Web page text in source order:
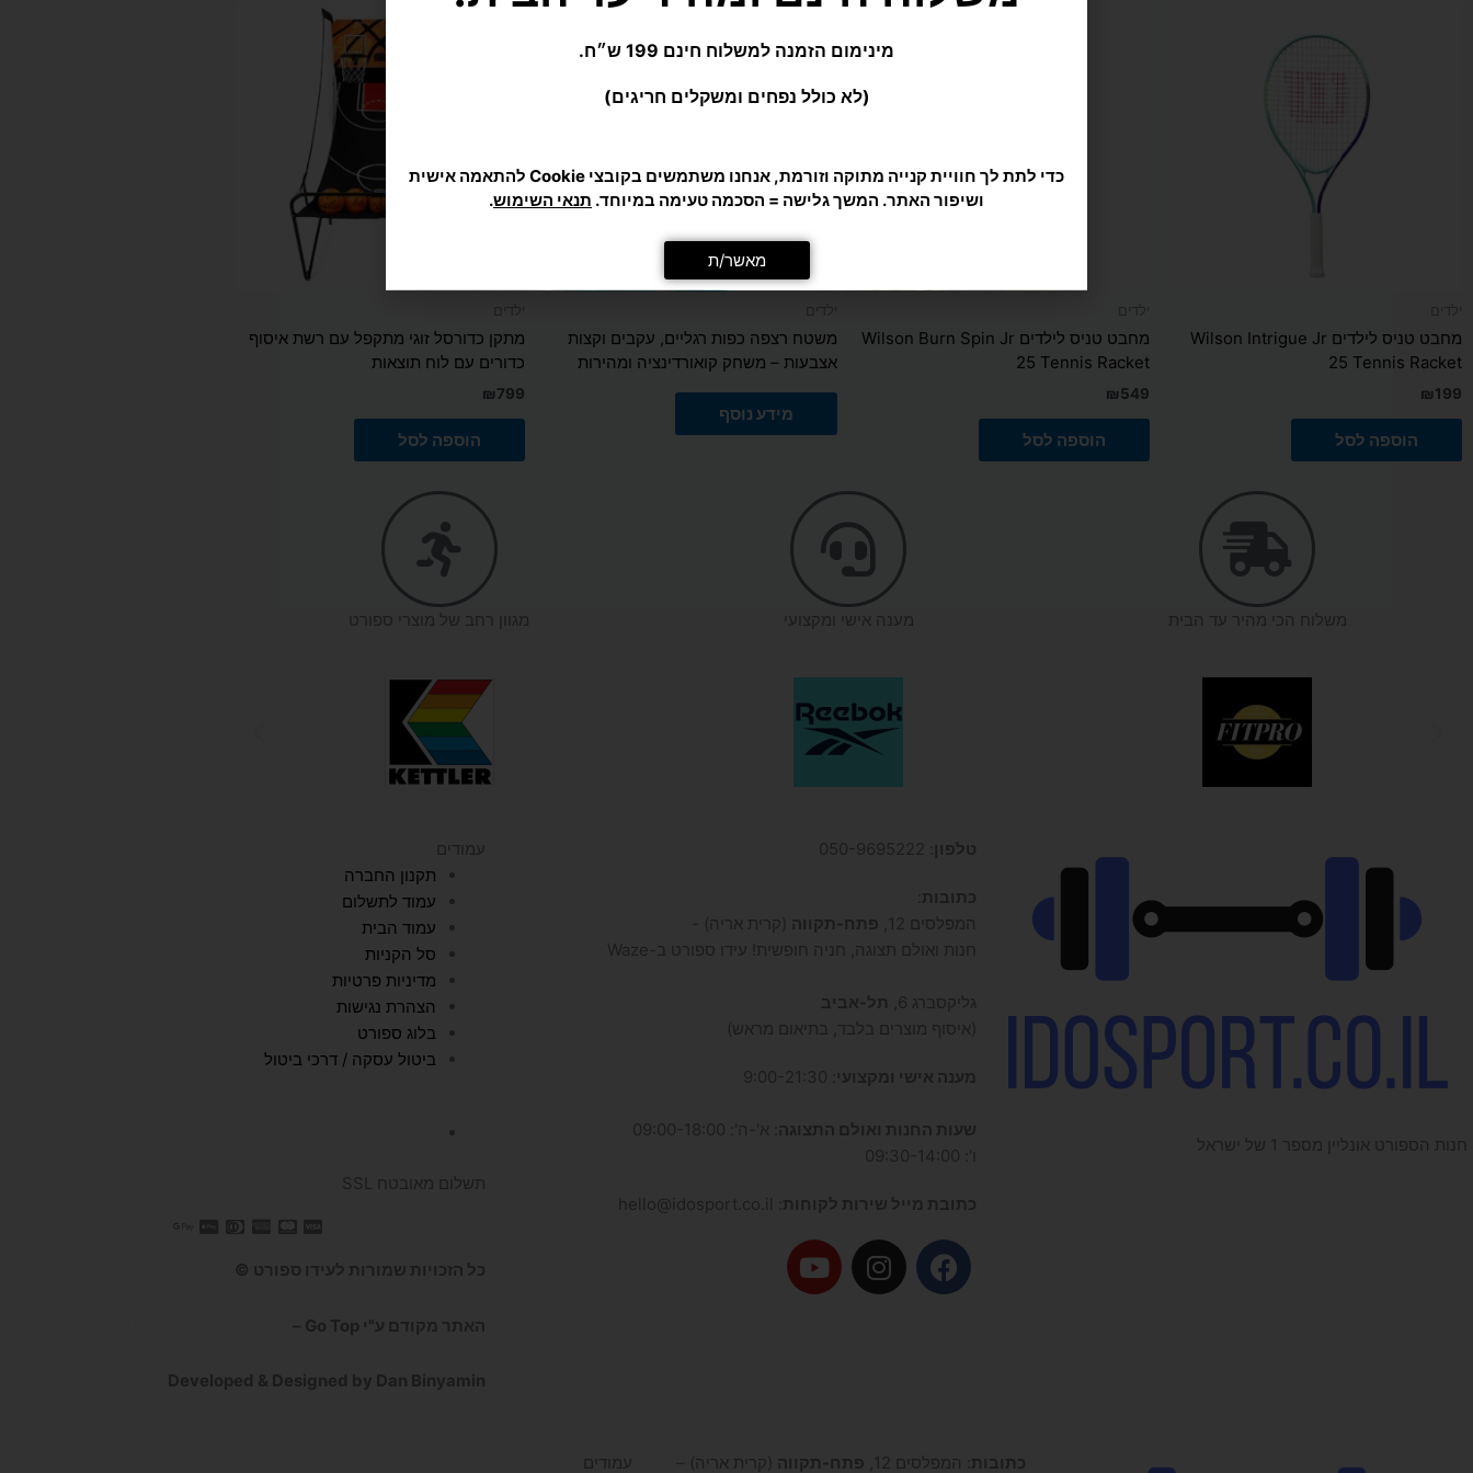
מחבט טניס לילדים Wilson Intrigue Jr
25 Tennis Racket
₪199
הוספה לסל
מחבט טניס לילדים Wilson Burn Spin Jr
25 Tennis Racket
₪549
הוספה לסל
משטח רצפה כפות רגליים, עקבים וקצות
אצבעות – משחק קואורדינציה ומהירות
מידע נוסף
מתקן כדורסל זוגי מתקפל עם רשת איסוף
כדורים עם לוח תוצאות
₪799
הוספה לסל
משלוח הכי מהיר עד הבית מענה אישי ומקצועי מגוון רחב של מוצרי ספורט
חנות הספורט אונליין מספר 1 של ישראל
טלפון
כתובות
המפלסים 12,
פתח-תקווה (קרית אריה) -
חנות ואולם תצוגה, חניה חופשית! עידו ספורט ב-Waze
גליקסברג 6,
תל-אביב
(איסוף מוצרים בלבד, בתיאום מראש)
מענה אישי ומקצועי
שעות החנות ואולם התצוגה : א'-ה': 09:00-18:00
כתובת מייל שירות לקוחות
F
a
I
n
Y
o
עמודים
תקנון החברה
עמוד לתשלום
עמוד הבית
סל הקניות
מדיניות פרטיות
הצהרת נגישות
בלוג ספורט
ביטול עסקה / דרכי ביטול
תשלום מאובטח SSL
כל הזכויות שמורות לעידו ספורט ©
האתר מקודם ע"י Go Top –
Developed & Designed by Dan Binyamin
כתובות : המפלסים 12, פתח-תקווה (קרית אריה) – עמודים